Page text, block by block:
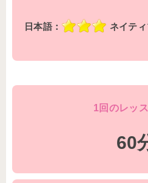
日本語： ネイテ
1回のレッ
60